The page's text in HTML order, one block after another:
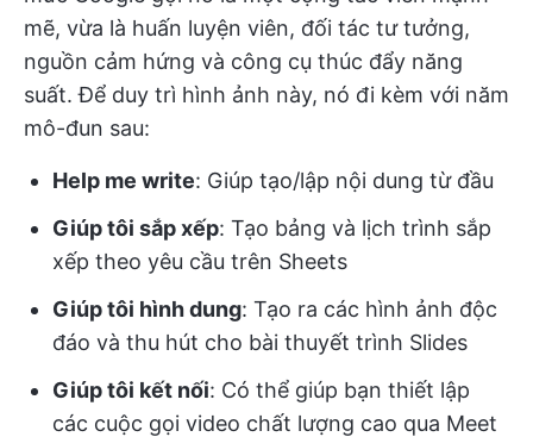
mẽ, vừa là huấn luyện viên, đối tác tư tưởng,
nguồn cảm hứng và công cụ thúc đẩy năng
suất. Để duy trì hình ảnh này, nó đi kèm với năm
mô-đun sau:
Help me write: Giúp tạo/lập nội dung từ đầu
Giúp tôi sắp xếp: Tạo bảng và lịch trình sắp
xếp theo yêu cầu trên Sheets
Giúp tôi hình dung: Tạo ra các hình ảnh độc
đáo và thu hút cho bài thuyết trình Slides
Giúp tôi kết nối: Có thể giúp bạn thiết lập
các cuộc gọi video chất lượng cao qua Meet